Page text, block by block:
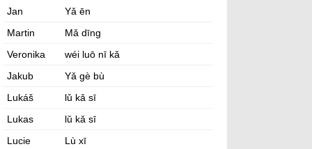
Jan
Yǎ ēn
Martin
Mǎ dīng
Veronika
wéi luō nī kǎ
Jakub
Yǎ gè bù
Lukáš
lǔ kǎ sī
Lukas
lǔ kǎ sī
Lucie
Lù xī